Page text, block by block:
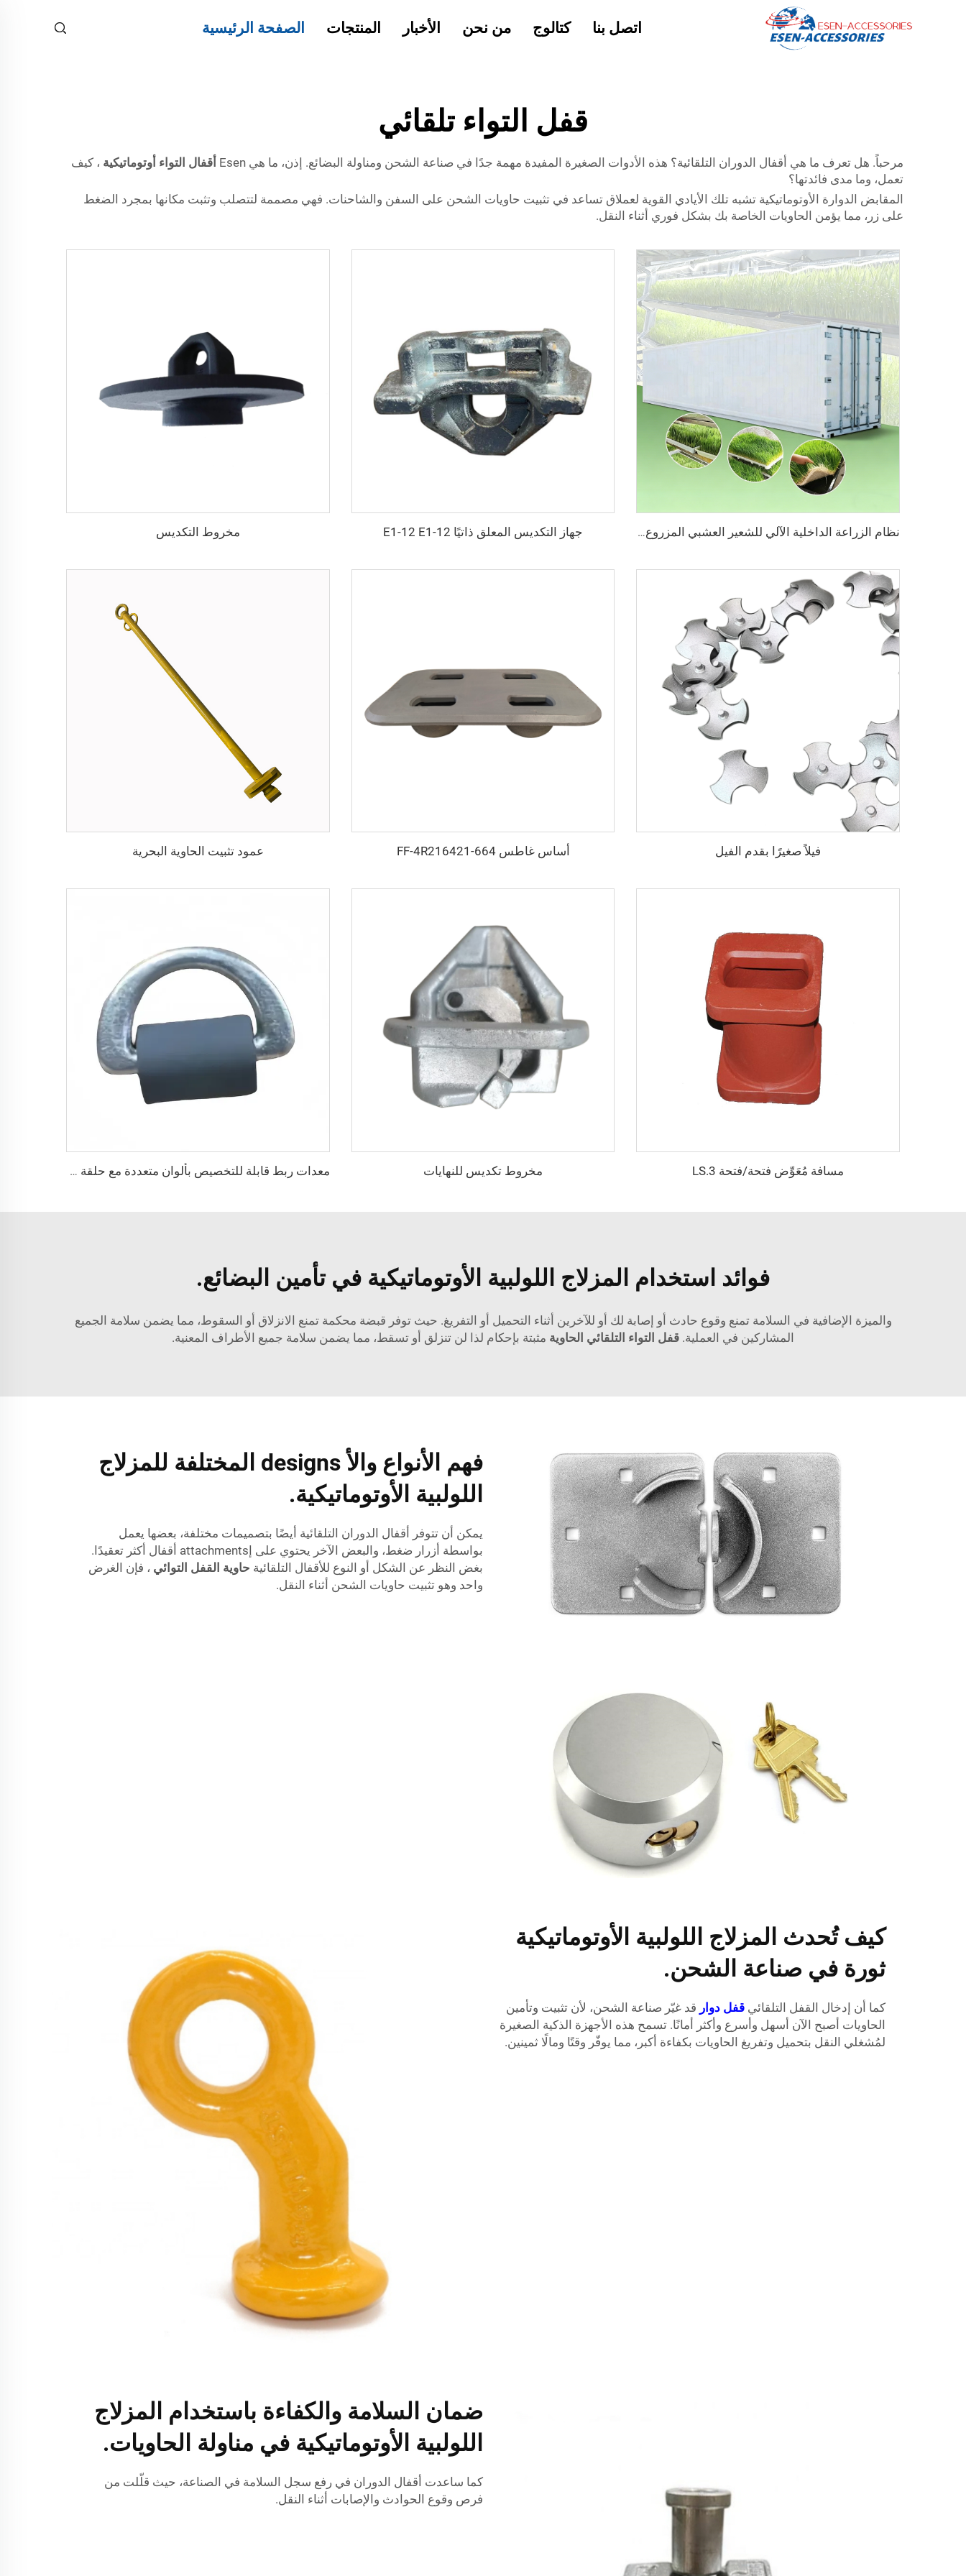
الصفحة الرئيسية المنتجات الأخبار من نحن كتالوج اتصل بنا
قفل التواء تلقائي
مرحباً. هل تعرف ما هي أقفال الدوران التلقائية؟ هذه الأدوات الصغيرة المفيدة مهمة جدًا في صناعة الشحن ومناولة البضائع. إذن، ما هي Esen أقفال التواء أوتوماتيكية ، كيف
تعمل، وما مدى فائدتها؟
المقابض الدوارة الأوتوماتيكية تشبه تلك الأيادي القوية لعملاق تساعد في تثبيت حاويات الشحن على السفن والشاحنات. فهي مصممة لتتصلب وتثبت مكانها بمجرد الضغط
على زر، مما يؤمن الحاويات الخاصة بك بشكل فوري أثناء النقل.
نظام الزراعة الداخلية الآلي للشعير العشبي المزروع هيدروبوكيك في حاوية زراعية جهاز التكديس المعلق ذاتيًا E1-12 E1-12 مخروط التكديس
فيلاً صغيرًا بقدم الفيل أساس غاطس FF-4R216421-664 عمود تثبيت الحاوية البحرية
مسافة مُعَوِّض فتحة/فتحة LS.3 مخروط تكديس للنهايات معدات ربط قابلة للتخصيص بألوان متعددة مع حلقة D القابلة للإزالة
فوائد استخدام المزلاج اللولبية الأوتوماتيكية في تأمين البضائع.
والميزة الإضافية في السلامة تمنع وقوع حادث أو إصابة لك أو للآخرين أثناء التحميل أو التفريغ. حيث توفر قبضة محكمة تمنع الانزلاق أو السقوط، مما يضمن سلامة الجميع
المشاركين في العملية. قفل التواء التلقائي الحاوية مثبتة بإحكام لذا لن تنزلق أو تسقط، مما يضمن سلامة جميع الأطراف المعنية.
فهم الأنواع والأ designs المختلفة للمزلاج
اللولبية الأوتوماتيكية.
يمكن أن تتوفر أقفال الدوران التلقائية أيضًا بتصميمات مختلفة، بعضها يعمل
بواسطة أزرار ضغط، والبعض الآخر يحتوي على إattachments أقفال أكثر تعقيدًا.
بغض النظر عن الشكل أو النوع للأقفال التلقائية حاوية القفل التوائي ، فإن الغرض
واحد وهو تثبيت حاويات الشحن أثناء النقل.
كيف تُحدث المزلاج اللولبية الأوتوماتيكية
ثورة في صناعة الشحن.
كما أن إدخال القفل التلقائي قفل دوار قد غيّر صناعة الشحن، لأن تثبيت وتأمين
الحاويات أصبح الآن أسهل وأسرع وأكثر أمانًا. تسمح هذه الأجهزة الذكية الصغيرة
لمُشغلي النقل بتحميل وتفريغ الحاويات بكفاءة أكبر، مما يوفّر وقتًا ومالًا ثمينين.
ضمان السلامة والكفاءة باستخدام المزلاج
اللولبية الأوتوماتيكية في مناولة الحاويات.
كما ساعدت أقفال الدوران في رفع سجل السلامة في الصناعة، حيث قلّلت من
فرص وقوع الحوادث والإصابات أثناء النقل.